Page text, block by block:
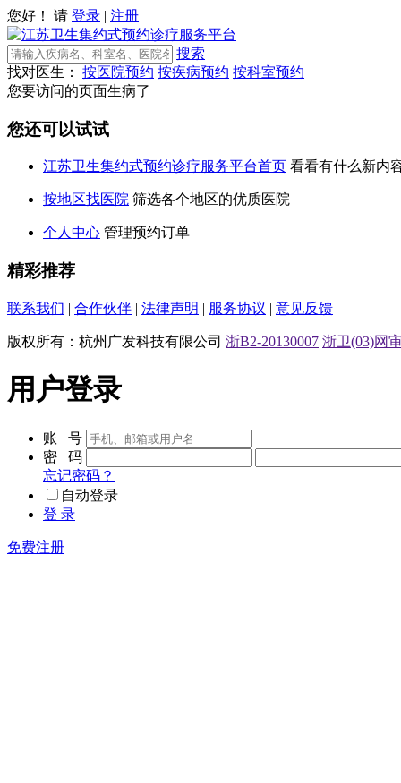
您好！ 请 登录 | 注册
搜索
找对医生：
按医院预约 按疾病预约 按科室预约
您要访问的页面生病了
您还可以试试
江苏卫生集约式预约诊疗服务平台首页 看看有什么新内
按地区找医院 筛选各个地区的优质医院
个人中心 管理预约订单
精彩推荐
联系我们 | 合作伙伴 | 法律声明 | 服务协议 | 意见反馈
版权所有：杭州广发科技有限公司 浙B2-20130007 浙卫(03)网
用户登录
账 号
密 码
忘记密码？
自动登录
登 录
免费注册